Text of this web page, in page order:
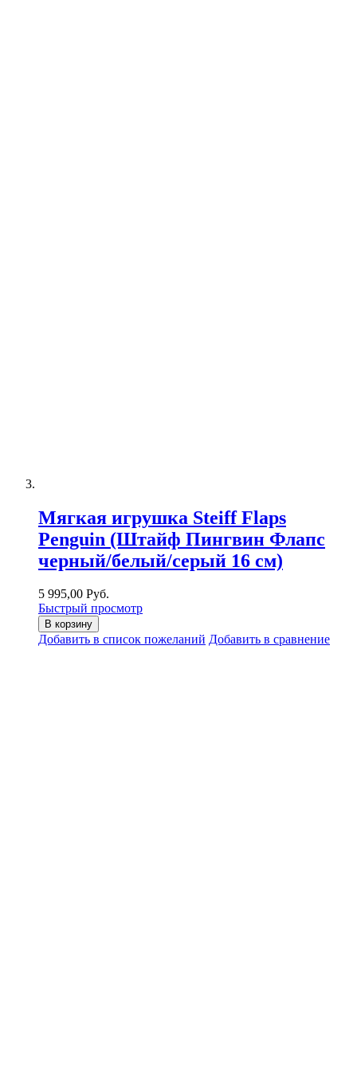
Мягкая игрушка Steiff Flaps
Penguin (Штайф Пингвин Флапс
черный/белый/серый 16 см)
5 995,00 Руб.
Быстрый просмотр
В корзину
Добавить в список пожеланий Добавить в сравнение